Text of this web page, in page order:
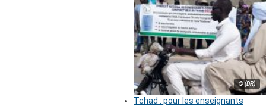
© (DR)
Tchad : pour les enseignants